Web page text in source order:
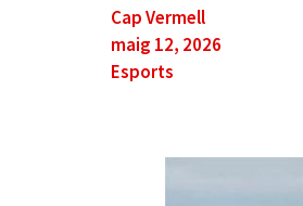
Cap Vermell
maig 12, 2026
Esports